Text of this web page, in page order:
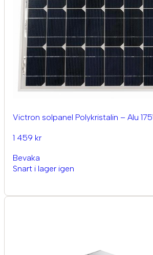
Victron solpanel Polykristalin – Alu
1 459 kr
Bevaka
Snart i lager igen